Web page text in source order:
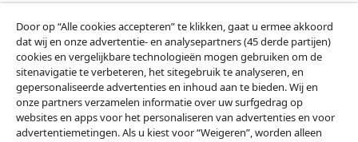
Klantenservice
Zakelijk
vidaXL
Door op “Alle cookies accepteren” te klikken, gaat u ermee akkoord
dat wij en onze advertentie- en analysepartners (45 derde partijen)
cookies en vergelijkbare technologieën mogen gebruiken om de
sitenavigatie te verbeteren, het sitegebruik te analyseren, en
gepersonaliseerde advertenties en inhoud aan te bieden. Wij en
onze partners verzamelen informatie over uw surfgedrag op
websites en apps voor het personaliseren van advertenties en voor
advertentiemetingen. Als u kiest voor “Weigeren”, worden alleen